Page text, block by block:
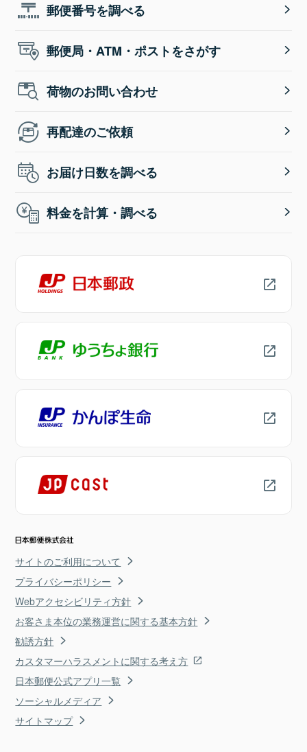
郵便番号を調べる
郵便局・ATM・ポストをさがす
荷物のお問い合わせ
再配達のご依頼
お届け日数を調べる
料金を計算・調べる
サイトのご利用について
プライバシーポリシー
Webアクセシビリティ方針
お客さま本位の業務運営に関する基本方針
勧誘方針
カスタマーハラスメントに関する考え方
日本郵便公式アプリ一覧
ソーシャルメディア
サイトマップ